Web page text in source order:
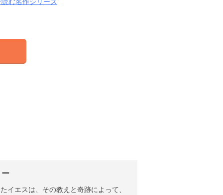
む名作シリーズ
エスは、その教えと奇跡によって、